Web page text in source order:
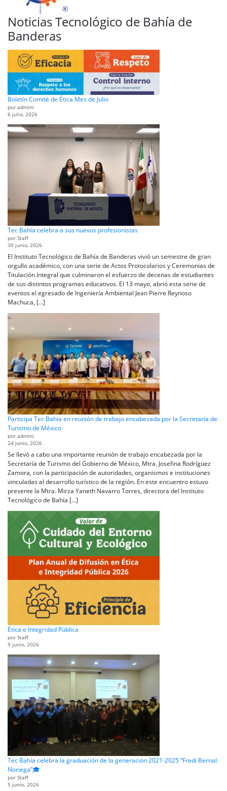
Noticias Tecnológico de Bahía de
Banderas
Boletín Comité de Ética Mes de Julio
por admini
6 julio, 2026
Tec Bahía celebra a sus nuevos profesionistas
por Staff
30 junio, 2026
El Instituto Tecnológico de Bahía de Banderas vivió un semestre de gran
orgullo académico, con una serie de Actos Protocolarios y Ceremonias de
Titulación Integral que culminaron el esfuerzo de decenas de estudiantes
de sus distintos programas educativos. El 13 mayo, abrió esta serie de
eventos el egresado de Ingeniería Ambiental Jean Pierre Reynoso
Machuca, […]
Participa Tec Bahía en reunión de trabajo encabezada por la Secretaría de
Turismo de México
por admini
24 junio, 2026
Se llevó a cabo una importante reunión de trabajo encabezada por la
Secretaría de Turismo del Gobierno de México, Mtra. Josefina Rodríguez
Zamora, con la participación de autoridades, organismos e instituciones
vinculadas al desarrollo turístico de la región. En este encuentro estuvo
presente la Mtra. Mirza Yaneth Navarro Torres, directora del Instituto
Tecnológico de Bahía […]
Ética e Integridad Pública
por Staff
9 junio, 2026
Tec Bahía celebra la graduación de la generación 2021-2025 “Fredi Bernal
Noriega”🎓
por Staff
5 junio, 2026